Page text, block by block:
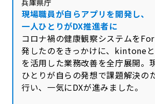
兵庫県庁
現場職員が自らアプリを開発し、
一人ひとりがDX推進者に
コロナ禍の健康観察システムを
発したのをきっかけに、kintone
を活用した業務改善を全庁展開。
ひとりが自らの発想で課題解決の
行い、一気にDXが進みました。